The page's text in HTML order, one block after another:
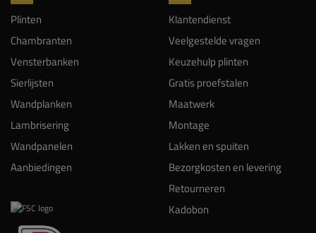
Plinten
Chambranten
Vensterbanken
Sierlijsten
Wandplanken
Lambrisering
Wandpanelen
Aanbiedingen
Klantendienst
Veelgestelde vragen
Keuzehulp plinten
Gratis proefstalen
Maatwerk
Montage
Lakken en spuiten
Bezorgkosten en levering
Retourneren
Kadobon